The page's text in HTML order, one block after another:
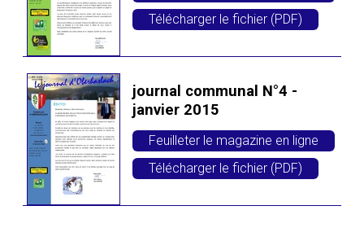
Télécharger le fichier (PDF)
journal communal N°4 -
janvier 2015
Feuilleter le magazine en ligne
Télécharger le fichier (PDF)